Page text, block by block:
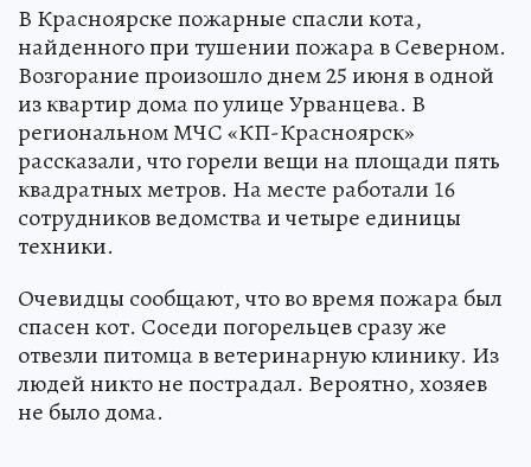
В Красноярске пожарные спасли кота,
найденного при тушении пожара в Северном.
Возгорание произошло днем 25 июня в одной
из квартир дома по улице Урванцева. В
региональном МЧС «КП-Красноярск»
рассказали, что горели вещи на площади пять
квадратных метров. На месте работали 16
сотрудников ведомства и четыре единицы
техники.
Очевидцы сообщают, что во время пожара был
спасен кот. Соседи погорельцев сразу же
отвезли питомца в ветеринарную клинику. Из
людей никто не пострадал. Вероятно, хозяев
не было дома.